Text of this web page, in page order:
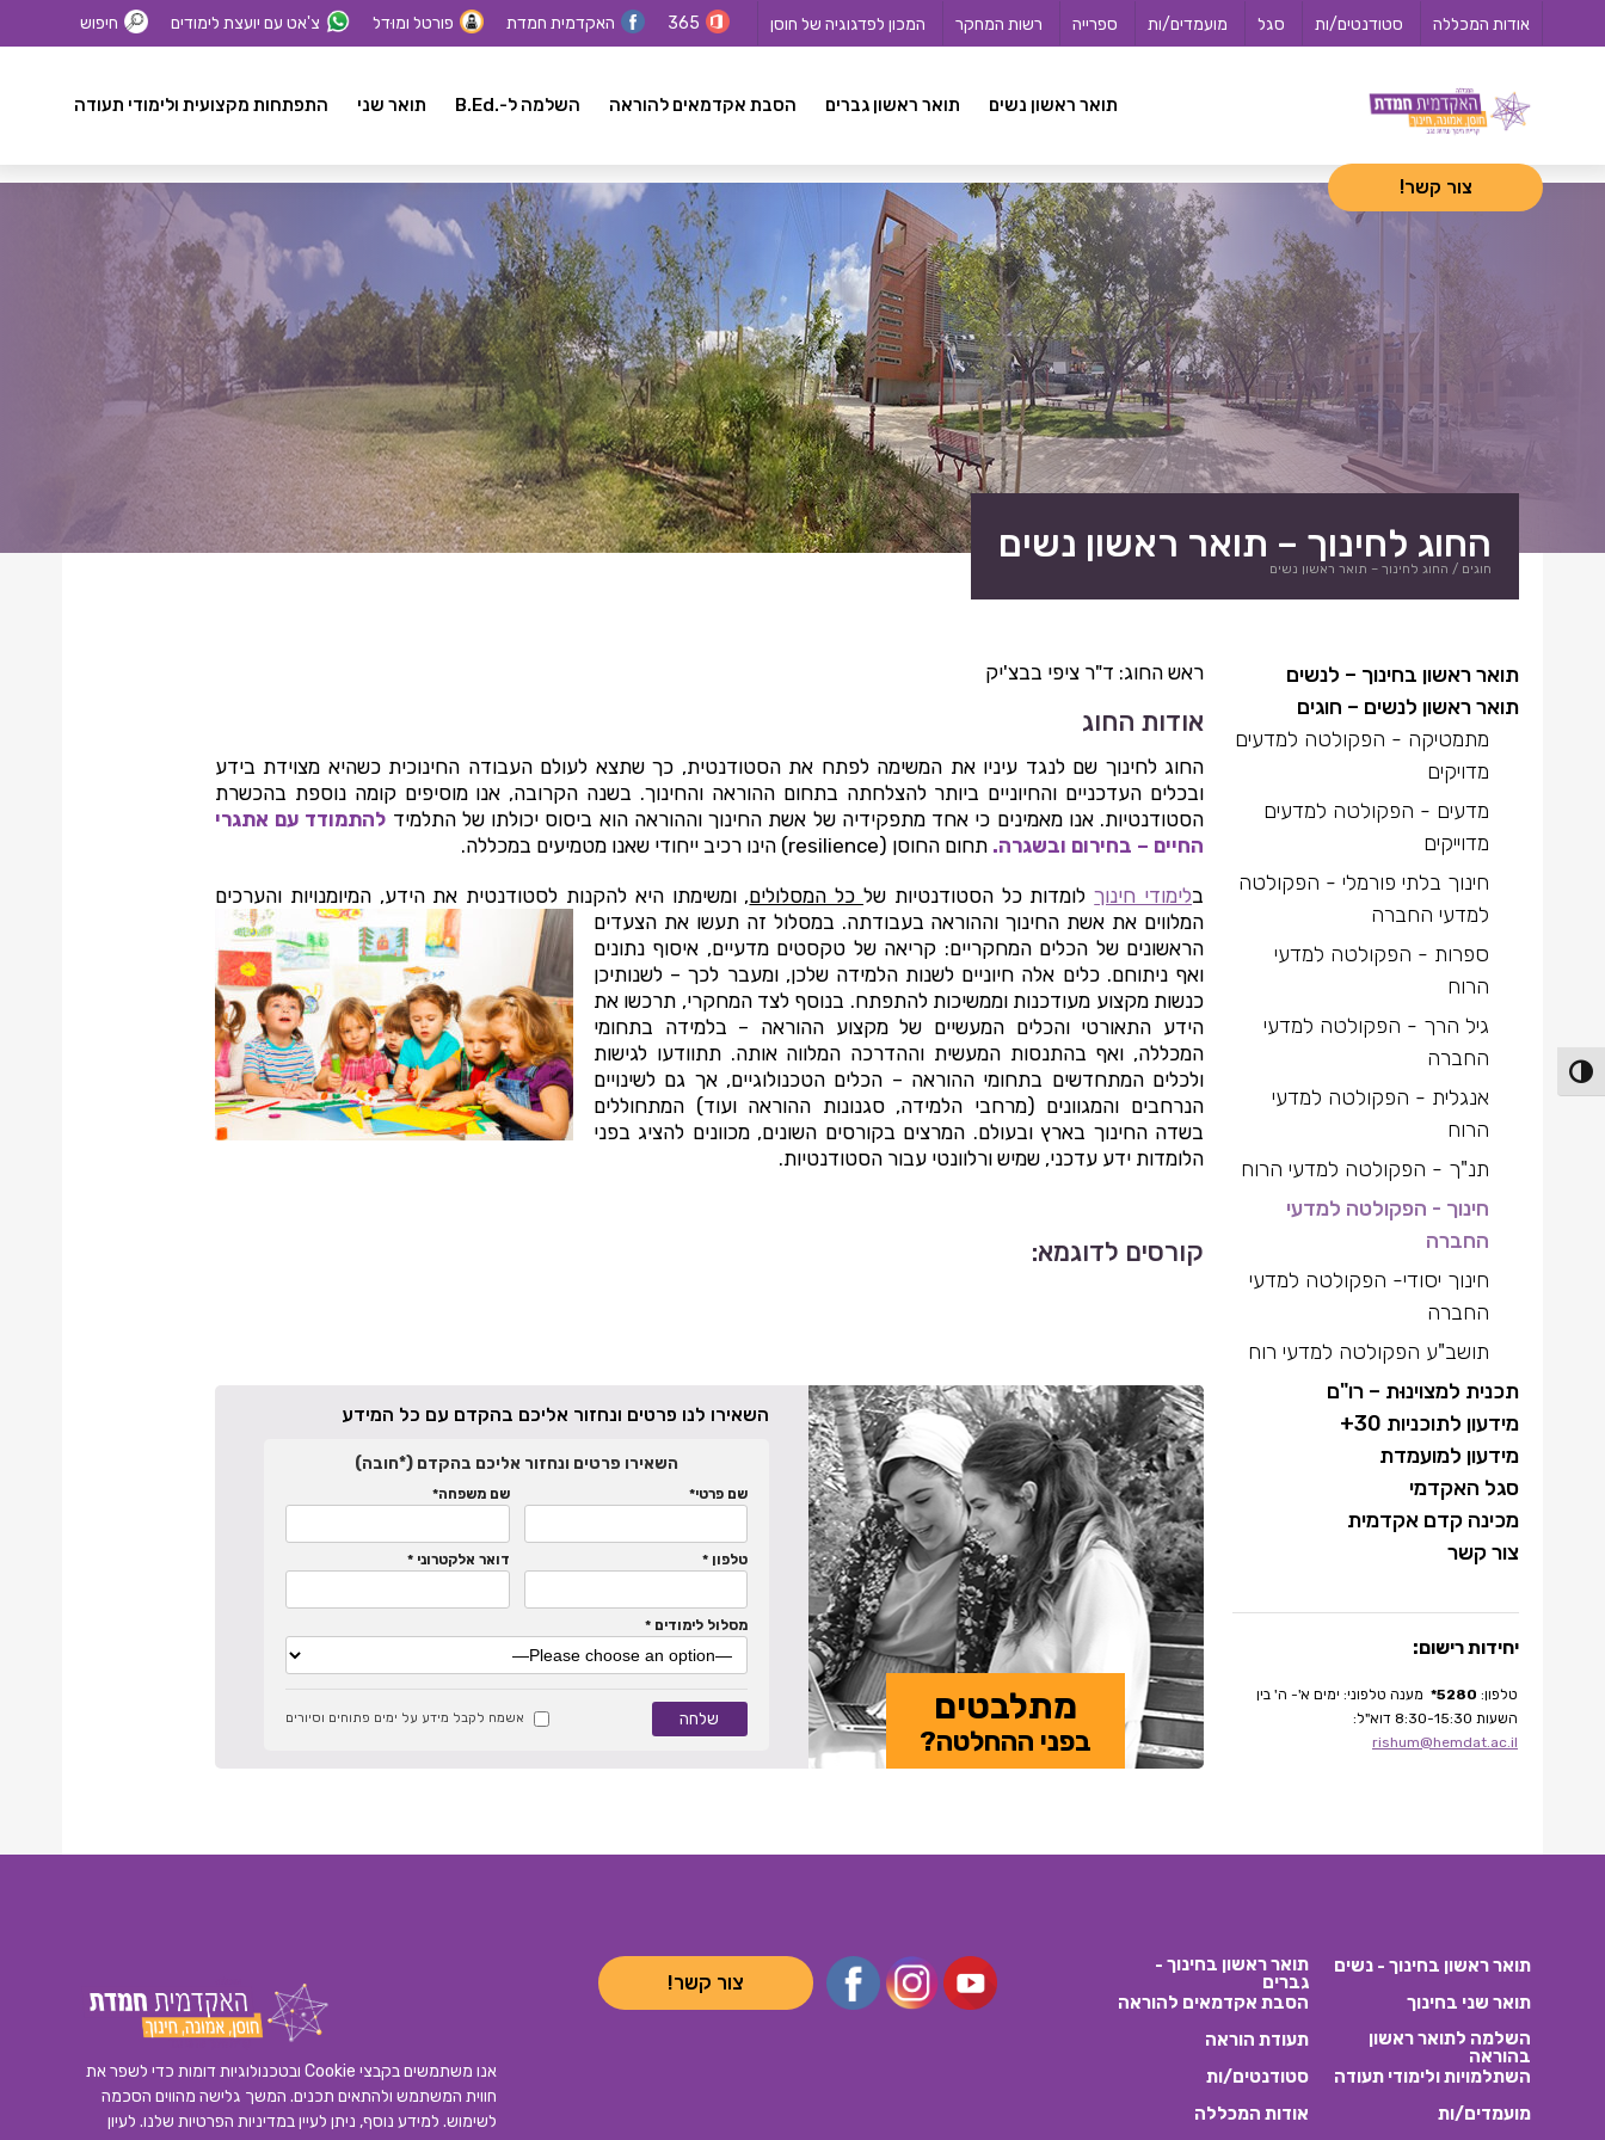
הפעל/כבה ניגודיות גבוהה
אודות המכללה סטודנטים/ות סגל מועמדים/ות ספרייה רשות המחקר המכון לפדגוגיה של חוסן 365 האקדמית חמדת פורטל ומוּדל צ'אט עם יועצת לימודים חיפוש
תואר ראשון נשים תואר ראשון גברים הסבת אקדמאים להוראה השלמה ל-.B.Ed תואר שני התפתחות מקצועית ולימודי תעודה
צור קשר!
החוג לחינוך – תואר ראשון נשים
חוגים / החוג לחינוך – תואר ראשון נשים
תואר ראשון בחינוך – לנשים
תואר ראשון לנשים – חוגים
מתמטיקה - הפקולטה למדעים
מדויקים
מדעים - הפקולטה למדעים
מדוייקים
חינוך בלתי פורמלי - הפקולטה
למדעי החברה
ספרות - הפקולטה למדעי
הרוח
גיל הרך - הפקולטה למדעי
החברה
אנגלית - הפקולטה למדעי
הרוח
תנ"ך - הפקולטה למדעי הרוח
חינוך - הפקולטה למדעי
החברה
חינוך יסודי- הפקולטה למדעי
החברה
תושב"ע הפקולטה למדעי רוח
תכנית למצוינוּת – רו"ם
מידעון לתוכניות 30+
מידעון למועמדת
סגל האקדמי
מכינה קדם אקדמית
צור קשר
יחידות רישום:
טלפון:
מענה טלפוני: ימים א'- ה' בין
השעות 8:30-15:30
דוא"ל:
rishum@hemdat.ac.il
ראש החוג: ד"ר ציפי בבצ'יק
אודות החוג
החוג לחינוך שם לנגד עיניו את המשימה לפתח את הסטודנטית, כך שתצא לעולם העבודה החינוכית כשהיא מצוידת בידע
ובכלים העדכניים והחיוניים ביותר להצלחתה בתחום ההוראה והחינוך. בשנה הקרובה, אנו מוסיפים קומה נוספת בהכשרת
הסטודנטיות. אנו מאמינים כי אחד מתפקידיה של אשת החינוך וההוראה הוא ביסוס יכולתו של התלמיד להתמודד עם אתגרי
החיים – בחירום ובשגרה. תחום החוסן (resilience) הינו רכיב ייחודי שאנו מטמיעים במכללה.
בלימודי חינוךלומדות כל הסטודנטיות שלכל המסלולים, ומשימתו היא להקנות לסטודנטית את הידע, המיומנויות והערכים
המלווים את אשת החינוך וההוראה בעבודתה. במסלול זה תעשו את הצעדים
הראשונים של הכלים המחקריים: קריאה של טקסטים מדעיים, איסוף נתונים
ואף ניתוחם. כלים אלה חיוניים לשנות הלמידה שלכן, ומעבר לכך – לשנותיכן
כנשות מקצוע מעודכנות וממשיכות להתפתח. בנוסף לצד המחקרי, תרכשו את
הידע התאורטי והכלים המעשיים של מקצוע ההוראה – בלמידה בתחומי
המכללה, ואף בהתנסות המעשית וההדרכה המלווה אותה. תתוודעו לגישות
ולכלים המתחדשים בתחומי ההוראה – הכלים הטכנולוגיים, אך גם לשינויים
הנרחבים והמגוונים (מרחבי הלמידה, סגנונות ההוראה ועוד) המתחוללים
בשדה החינוך בארץ ובעולם. המרצים בקורסים השונים, מכוונים להציג בפני
הלומדות ידע עדכני, שמיש ורלוונטי עבור הסטודנטיות.
קורסים לדוגמא:
מתלבטים
בפני ההחלטה?
השאירו לנו פרטים ונחזור אליכם בהקדם עם כל המידע
השאירו פרטים ונחזור אליכם בהקדם (*חובה)
שם פרטי* שם משפחה*
טלפון * דואר אלקטרוני *
מסלול לימודים *
אשמח לקבל מידע על ימים פתוחים וסיורים
תואר ראשון בחינוך - נשים
תואר ראשון בחינוך -
גברים
תואר שני בחינוך
הסבת אקדמאים להוראה
השלמה לתואר ראשון
בהוראה
תעודת הוראה
השתלמויות ולימודי תעודה
סטודנטים/ות
מועמדים/ות
אודות המכללה
צור קשר!
אנו משתמשים בקבצי Cookie ובטכנולוגיות דומות כדי לשפר את
חווית המשתמש ולהתאים תכנים. המשך גלישה מהווים הסכמה
לשימוש. למידע נוסף, ניתן לעיין במדיניות הפרטיות שלנו. לעיון